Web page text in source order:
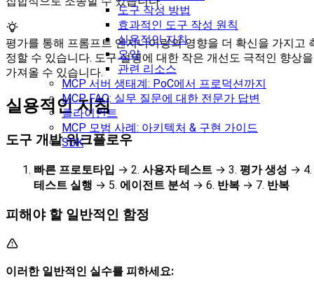
도구 작성 방법
효과적인 도구 작성 원칙
실용적인 지침
요약
관련 리소스
MCP 서버 생태계: PoC에서 프로덕션까지
MCP FAQ: 실무 질문에 대한 전문가 답변
클라이언트
MCP 모범 사례: 아키텍처 & 구현 가이드
SDK
평가를 통해 프롬프트 엔지니어링의 영향을 더 확신을 가지고
정할 수 있습니다. 도구 설명에 대한 작은 개선도 극적인 향상을
가져올 수 있습니다.
실용적인 지침
도구 개발 워크플로우
빠른 프로토타입 → 2. 사용자 테스트 → 3. 평가 생성 → 4.
테스트 실행 → 5. 에이전트 분석 → 6. 반복 → 7. 반복
피해야 할 일반적인 함정
이러한 일반적인 실수를 피하세요: